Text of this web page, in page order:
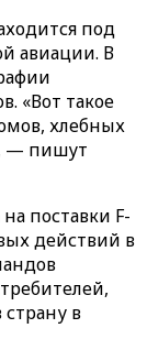
под
авиации. В
«Вот такое
хлебных
— пишут
поставки F-
действий в
в